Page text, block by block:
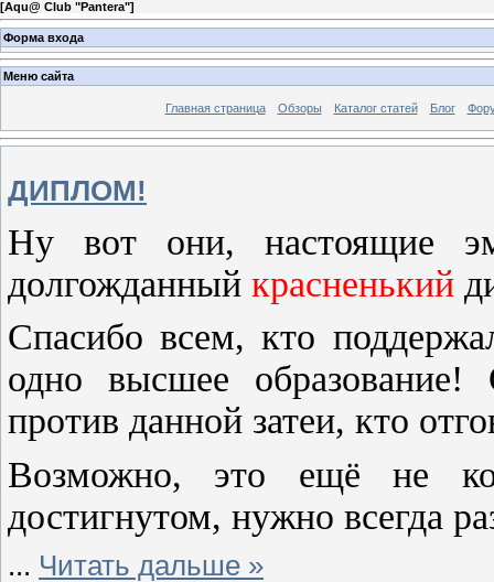
[Aqu@ Club "Pantera"]
Форма входа
Меню сайта
Главная страница Обзоры Каталог статей Блог
ДИПЛОМ!
Ну вот они, настоящие
долгожданный красненький
Спасибо всем, кто
одно высшее образование!
против данной затеи, кто
Возможно, это ещё не
достигнутом, нужно всегда
... Читать дальше »